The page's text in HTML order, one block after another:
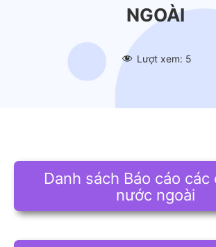
NGOÀI
Lượt xem: 5
Danh sách Báo cáo
nước ngoài